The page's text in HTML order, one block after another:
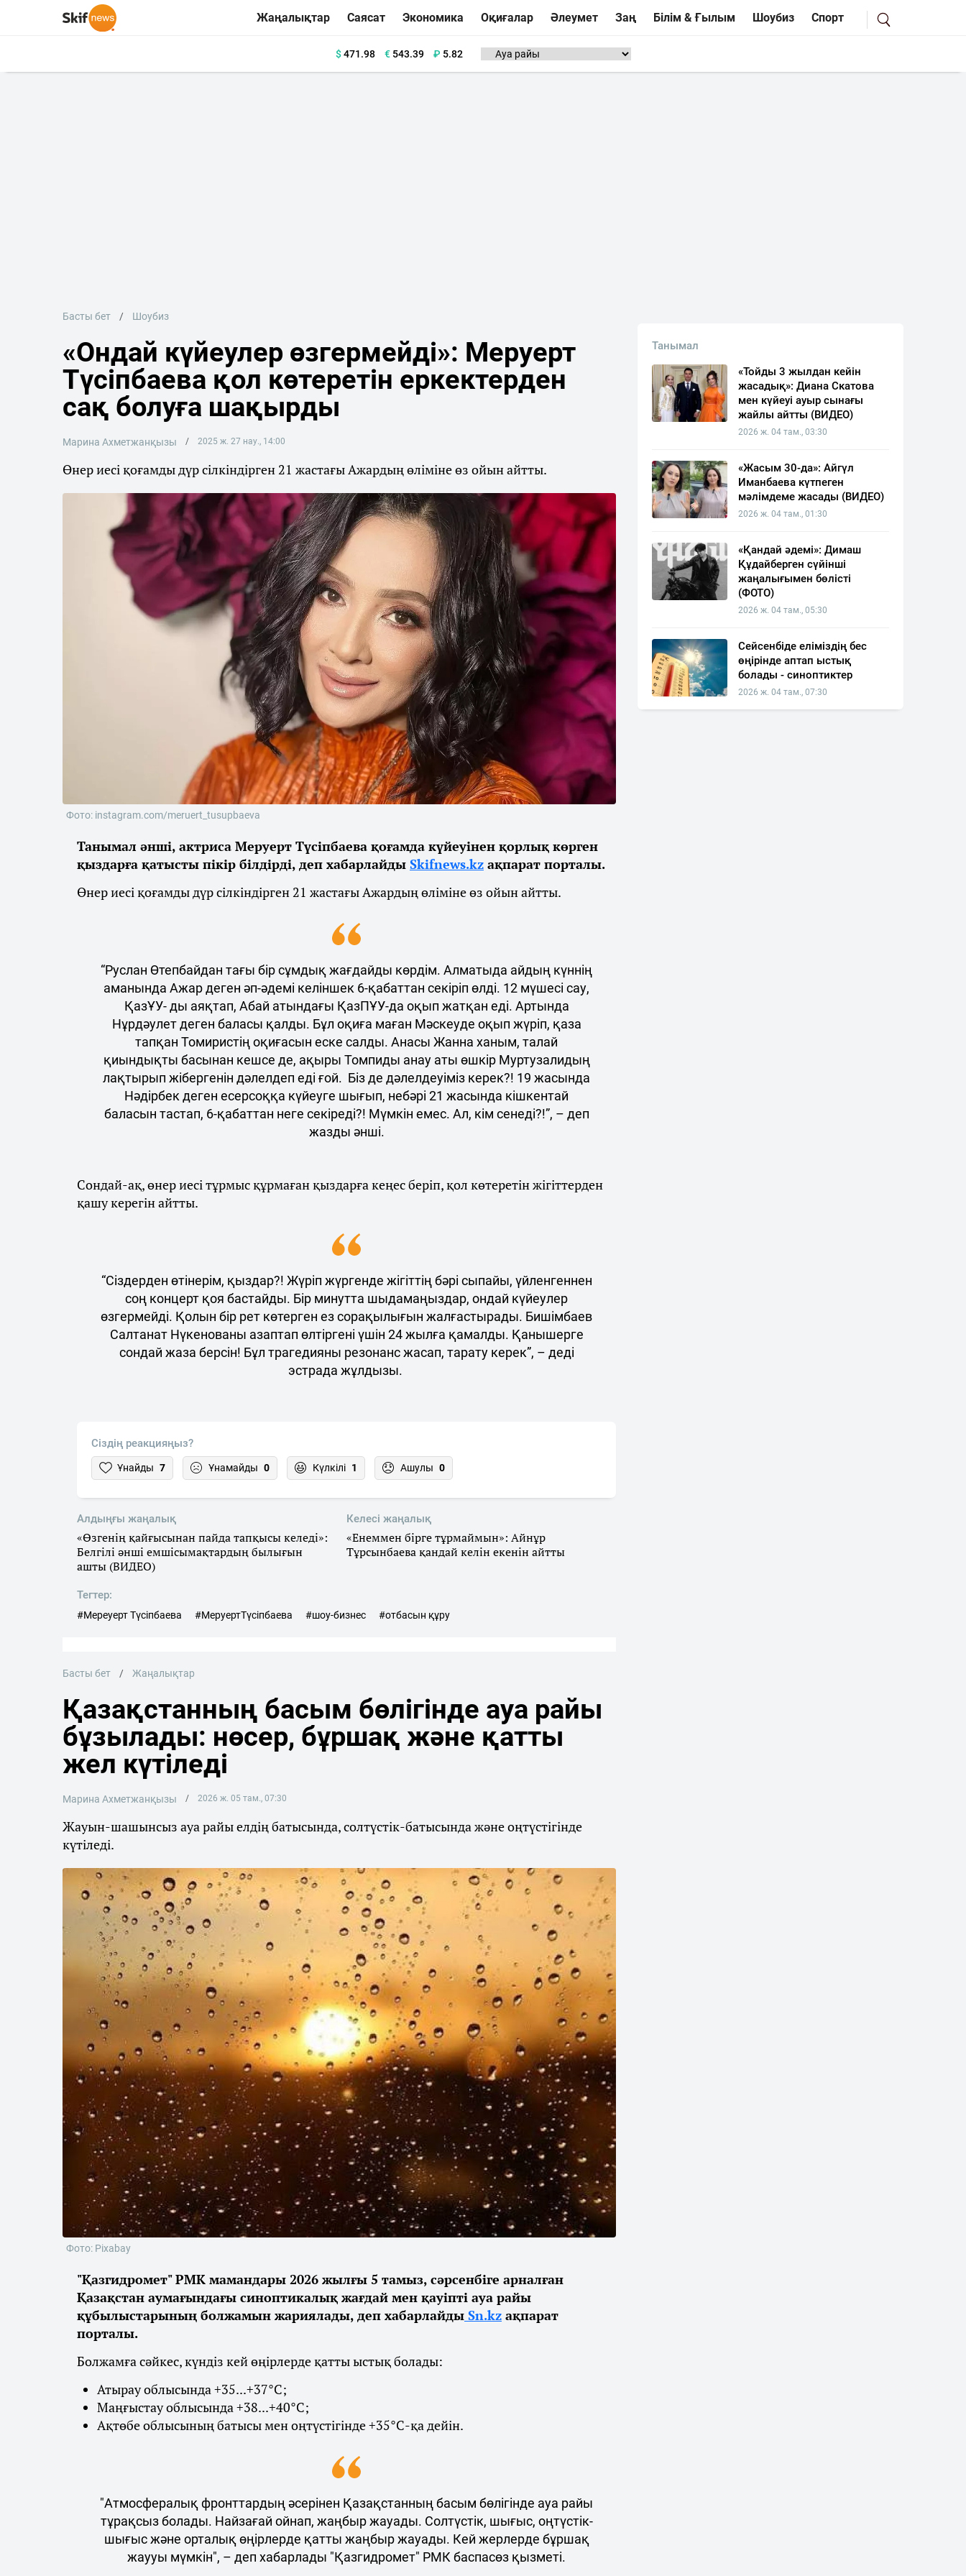
Жаңалықтар Саясат Экономика Оқиғалар Әлеумет Заң Білім & Ғылым Шоубиз Спорт
$471.98 €543.39 ₽ 5.82
Басты бет Шоубиз
«Ондай күйеулер өзгермейді»: Меруерт
Түсіпбаева қол көтеретін еркектерден
сақ болуға шақырды
Марина Ахметжанқызы 2025 ж. 27 нау., 14:00
Өнер иесі қоғамды дүр сілкіндірген 21 жастағы Ажардың өліміне өз ойын айтты.
Фото: instagram.com/meruert_tusupbaeva
Танымал әнші, актриса Меруерт Түсіпбаева қоғамда күйеуінен қорлық көрген
қыздарға қатысты пікір білдірді, деп хабарлайды Skifnews.kz ақпарат порталы.
Өнер иесі қоғамды дүр сілкіндірген 21 жастағы Ажардың өліміне өз ойын айтты.
“Руслан Өтепбайдан тағы бір сұмдық жағдайды көрдім. Алматыда айдың күннің
аманында Ажар деген әп-әдемі келіншек 6-қабаттан секіріп өлді. 12 мүшесі сау,
ҚазҰУ- ды аяқтап, Абай атындағы ҚазПҰУ-да оқып жатқан еді. Артында
Нұрдәулет деген баласы қалды. Бұл оқиға маған Мәскеуде оқып жүріп, қаза
тапқан Томиристің оқиғасын еске салды. Анасы Жанна ханым, талай
қиындықты басынан кешсе де, ақыры Томпиды анау аты өшкір Муртузалидың
лақтырып жібергенін дәлелдеп еді ғой. Біз де дәлелдеуіміз керек?! 19 жасында
Нәдірбек деген есерсоққа күйеуге шығып, небәрі 21 жасында кішкентай
баласын тастап, 6-қабаттан неге секіреді?! Мүмкін емес. Ал, кім сенеді?!”, – деп
жазды әнші.
Сондай-ақ, өнер иесі тұрмыс құрмаған қыздарға кеңес беріп, қол көтеретін жігіттерден
қашу керегін айтты.
“Сіздерден өтінерім, қыздар?! Жүріп жүргенде жігіттің бәрі сыпайы, үйленгеннен
соң концерт қоя бастайды. Бір минутта шыдамаңыздар, ондай күйеулер
өзгермейді. Қолын бір рет көтерген ез сорақылығын жалғастырады. Бишімбаев
Салтанат Нүкенованы азаптап өлтіргені үшін 24 жылға қамалды. Қанышерге
сондай жаза берсін! Бұл трагедияны резонанс жасап, тарату керек”, – деді
эстрада жұлдызы.
Сіздің реакцияңыз?
Ұнайды 7 Ұнамайды 0 Күлкілі 1 Ашулы 0
Алдыңғы жаңалық
«Өзгенің қайғысынан пайда тапқысы келеді»:
Белгілі әнші емшісымақтардың былығын
ашты (ВИДЕО)
Келесі жаңалық
«Енеммен бірге тұрмаймын»: Айнұр
Тұрсынбаева қандай келін екенін айтты
Тегтер:
#Мереуерт Түсіпбаева #МеруертТүсіпбаева #шоу-бизнес #отбасын құру
Басты бет Жаңалықтар
Қазақстанның басым бөлігінде ауа райы
бұзылады: нөсер, бұршақ және қатты
жел күтіледі
Марина Ахметжанқызы 2026 ж. 05 там., 07:30
Жауын-шашынсыз ауа райы елдің батысында, солтүстік-батысында және оңтүстігінде
күтіледі.
Фото: Pixabay
"Қазгидромет" РМК мамандары 2026 жылғы 5 тамыз, сәрсенбіге арналған
Қазақстан аумағындағы синоптикалық жағдай мен қауіпті ауа райы
құбылыстарының болжамын жариялады, деп хабарлайды Sn.kz ақпарат
порталы.
Болжамға сәйкес, күндіз кей өңірлерде қатты ыстық болады:
Атырау облысында +35...+37°С;
Маңғыстау облысында +38...+40°С;
Ақтөбе облысының батысы мен оңтүстігінде +35°С-қа дейін.
"Атмосфералық фронттардың әсерінен Қазақстанның басым бөлігінде ауа райы
тұрақсыз болады. Найзағай ойнап, жаңбыр жауады. Солтүстік, шығыс, оңтүстік-
шығыс және орталық өңірлерде қатты жаңбыр жауады. Кей жерлерде бұршақ
жаууы мүмкін", – деп хабарлады "Қазгидромет" РМК баспасөз қызметі.
Танымал
«Тойды 3 жылдан кейін
жасадық»: Диана Скатова
мен күйеуі ауыр сынағы
жайлы айтты (ВИДЕО)
2026 ж. 04 там., 03:30
«Жасым 30-да»: Айгүл
Иманбаева күтпеген
мәлімдеме жасады (ВИДЕО)
2026 ж. 04 там., 01:30
«Қандай әдемі»: Димаш
Құдайберген сүйінші
жаңалығымен бөлісті
(ФОТО)
2026 ж. 04 там., 05:30
Сейсенбіде еліміздің бес
өңірінде аптап ыстық
болады - синоптиктер
2026 ж. 04 там., 07:30